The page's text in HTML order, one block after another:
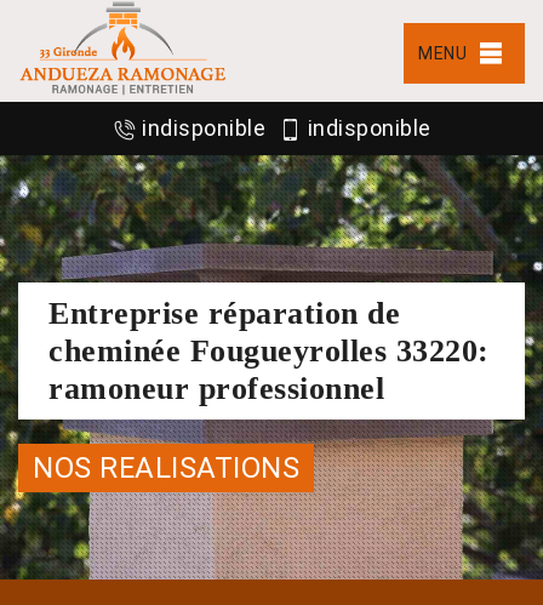
MENU
indisponible indisponible
Entreprise réparation de
cheminée Fougueyrolles 33220:
ramoneur professionnel
NOS REALISATIONS